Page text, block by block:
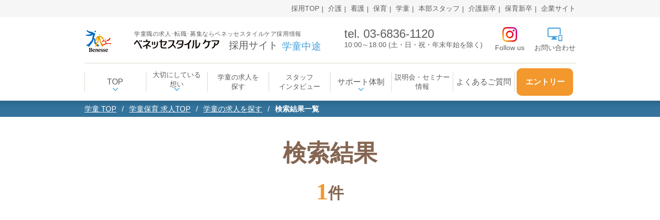
採用TOP 介護 看護 保育 学童 本部スタッフ 介護新卒 保育新卒 企業サイト
学童職の求人･転職･募集ならベネッセスタイルケア採用情報
採用サイト 学童中途
tel. 03-6836-1120
10:00～18:00 (土・日・祝・年末年始を除く) Follow us お問い合わせ
TOP
大切にしている
想い
学童の求人を
探す
スタッフ
インタビュー
サポート体制
説明会・セミナー
情報
よくあるご質問 エントリー
学童 TOP 学童保育 求人TOP 学童の求人を探す 検索結果一覧
検索結果
1件